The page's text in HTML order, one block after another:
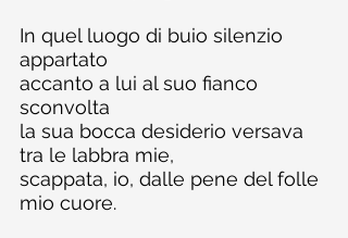
In quel luogo di buio silenzio
appartato
accanto a lui al suo fianco
sconvolta
la sua bocca desiderio versava
tra le labbra mie,
scappata, io, dalle pene del folle
mio cuore.